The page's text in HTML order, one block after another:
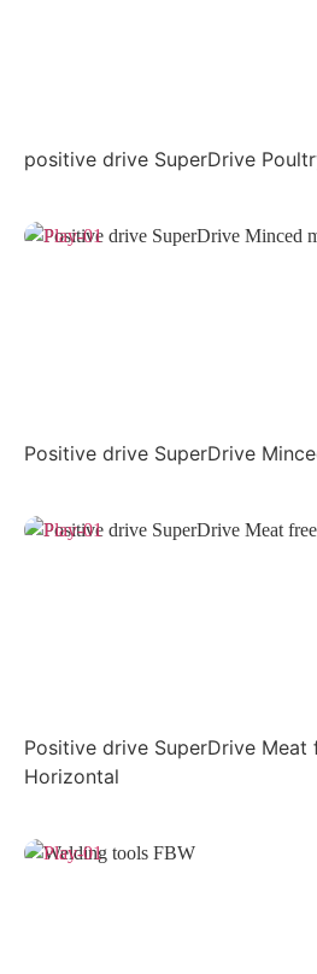
positive drive SuperDrive
Positive drive SuperDrive
Positive drive SuperDrive Meat
Horizontal